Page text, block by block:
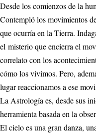
Desde los comienzos de la
Contempló los movimientos
que ocurría en la Tierra.
el misterio que encierra el
correlato con los
cómo los vivimos. Pero,
lugar reaccionamos a ese
La Astrología es, desde sus
herramienta basada en la
El cielo es una gran danza,